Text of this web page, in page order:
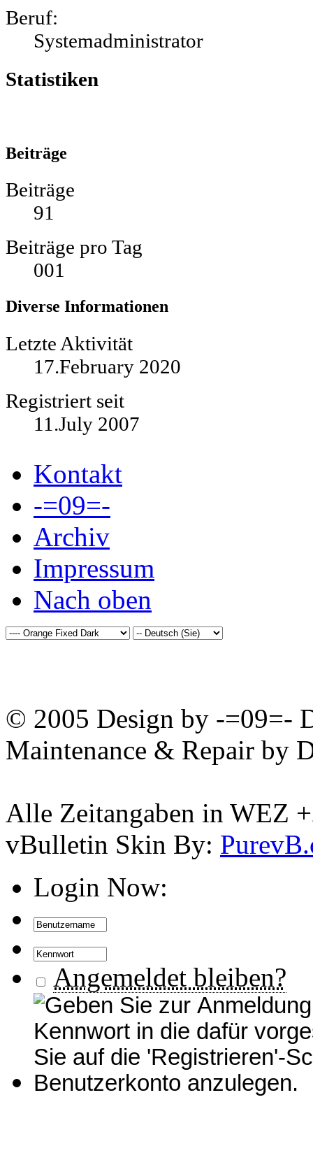
Beruf:
Systemadministrator
Statistiken
Beiträge
Beiträge
91
Beiträge pro Tag
001
Diverse Informationen
Letzte Aktivität
17.February 2020
Registriert seit
11.July 2007
Kontakt
-=09=-
Archiv
Impressum
Nach oben
© 2005 Design by -=09=-
Maintenance & Repair by
Alle Zeitangaben in WEZ
vBulletin Skin By:
Login Now:
Angemeldet bleiben?